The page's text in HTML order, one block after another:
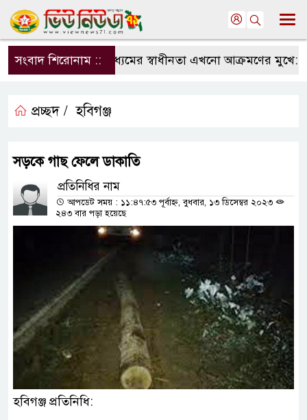
সংবাদ শিরোনাম ::
সংবাদমাধ্যমের স্বাধীনতা এখনো আক্রমণের মুখে:
প্রচ্ছদ / হবিগঞ্জ
সড়কে গাছ ফেলে ডাকাতি
প্রতিনিধির নাম
আপডেট সময় : ১১:৪৭:৫৩ পূর্বাহ্ন, বুধবার, ১৩ ডিসেম্বর ২০২৩
২৪৩ বার পড়া হয়েছে
হবিগঞ্জ প্রতিনিধি: